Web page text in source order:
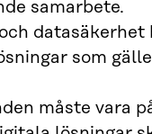
samarbete.
datasäkerhet
som
måste vara